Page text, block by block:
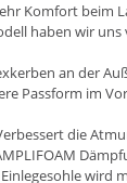
Komfort beim
haben wir
an der
Passform im
die
wird